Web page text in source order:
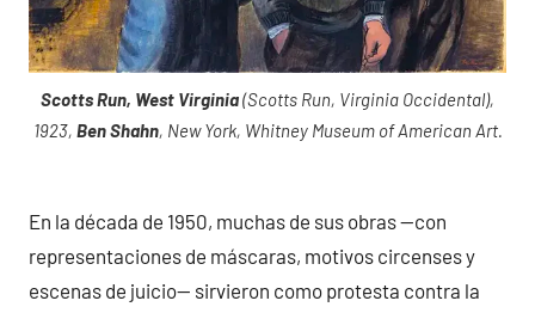
Scotts Run, West Virginia(Scotts Run, Virginia Occidental),
1923, Ben Shahn, New York, Whitney Museum of American Art.
En la década de 1950, muchas de sus obras —con
representaciones de máscaras, motivos circenses y
escenas de juicio— sirvieron como protesta contra la